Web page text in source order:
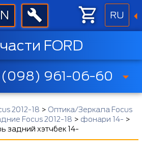
RU
FORD
(098) 961-06-60
2012-18 > Оптика/Зеркала Focus
Focus 2012-18 > фонари 14- >
задний хэтчбек 14-